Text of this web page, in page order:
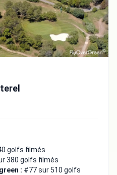
golfs filmés
380 golfs filmés
: #77 sur 510 golfs